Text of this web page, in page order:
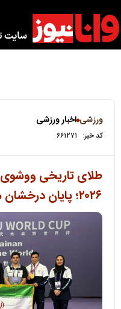
ورزشی اخبار ورزشی
کد خبر: ۶۶۱۲۷۱
طلای تاریخی ووشوی
۲۰۲۶؛ پایان درخشان ملی‌پوشان در هایکو چین